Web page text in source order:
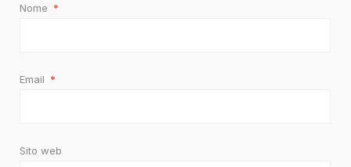
Nome *
Email *
Sito web